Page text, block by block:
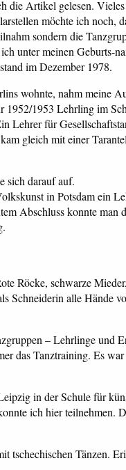
die Artikel gelesen.
möchte ich noch,
sondern die
unter meinen Geburts-
im Dezember 1978.
wohnte, nahm meine
1952/1953 Lehrling im
Lehrer für
gleich mit einer
sich darauf auf.
in Potsdam ein
Abschluss konnte man
Röcke, schwarze
Schneiderin alle Hände
– Lehrlinge und
das Tanztraining. Es
in der Schule für
ich hier teilnehmen.
tschechischen Tänzen.